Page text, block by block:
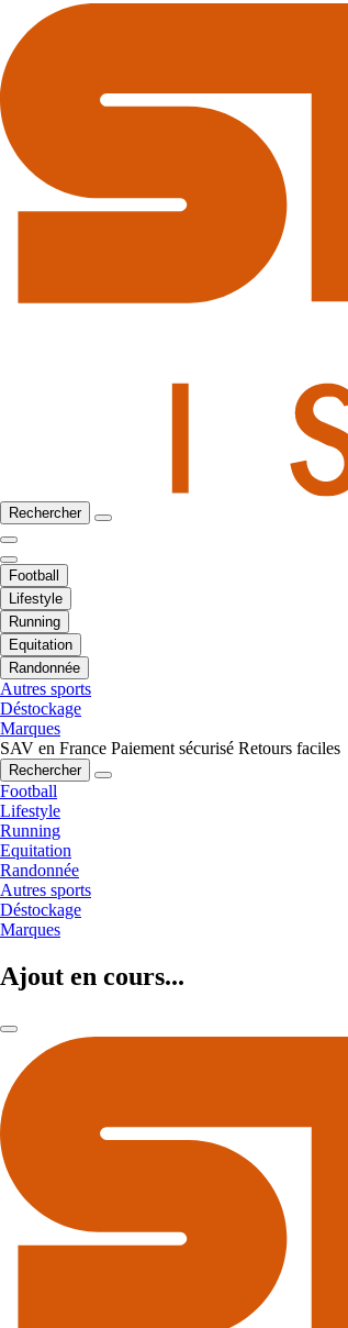
Rechercher
Football
Lifestyle
Running
Equitation
Randonnée
Autres sports
Déstockage
Marques
SAV en France Paiement sécurisé Retours faciles
Rechercher
Football
Lifestyle
Running
Equitation
Randonnée
Autres sports
Déstockage
Marques
Ajout en cours...